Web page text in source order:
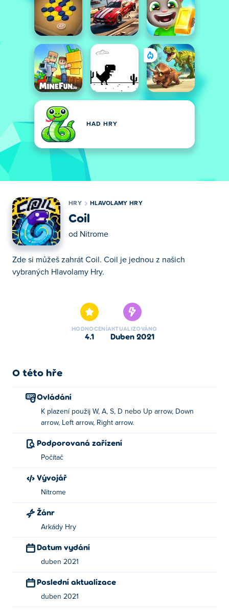
HAD HRY
HRY HLAVOLAMY HRY
Coil
od Nitrome
Zde si můžeš zahrát Coil. Coil je jednou z našich
vybraných Hlavolamy Hry.
HODNOCENÍ
4.1
AKTUALIZOVÁNO
duben 2021
O této hře
Ovládání
K plazení použij W, A, S, D nebo Up arrow, Down
arrow, Left arrow, Right arrow.
Podporovaná zařízení
Počítač
Vývojář
Nitrome
Žánr
Arkády Hry
Datum vydání
duben 2021
Poslední aktualizace
duben 2021